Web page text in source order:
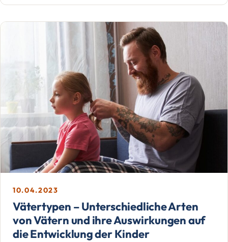
10.04.2023
Vätertypen – Unterschiedliche Arten
von Vätern und ihre Auswirkungen auf
die Entwicklung der Kinder